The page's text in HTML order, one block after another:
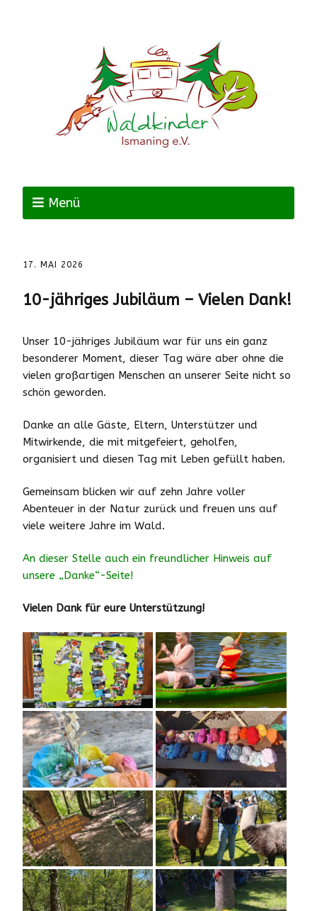
Menü
17. MAI 2026
10-jähriges Jubiläum – Vielen Dank!
Unser 10-jähriges Jubiläum war für uns ein ganz
besonderer Moment, dieser Tag wäre aber ohne die
vielen großartigen Menschen an unserer Seite nicht so
schön geworden.
Danke an alle Gäste, Eltern, Unterstützer und
Mitwirkende, die mit mitgefeiert, geholfen,
organisiert und diesen Tag mit Leben gefüllt haben.
Gemeinsam blicken wir auf zehn Jahre voller
Abenteuer in der Natur zurück und freuen uns auf
viele weitere Jahre im Wald.
An dieser Stelle auch ein freundlicher Hinweis auf
unsere „Danke“-Seite!
Vielen Dank für eure Unterstützung!